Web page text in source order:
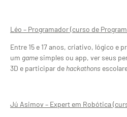
Léo – Programador (curso de
Entre 15 e 17 anos, criativo, lógico e
um game simples ou app, ver seus
3D e participar de hackathons
Jú Asimov – Expert em Robótica